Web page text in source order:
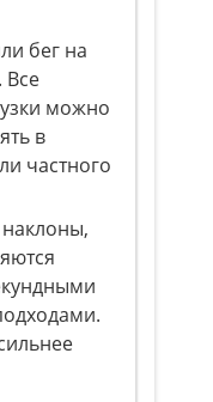
бег на
Все
можно
в
частного